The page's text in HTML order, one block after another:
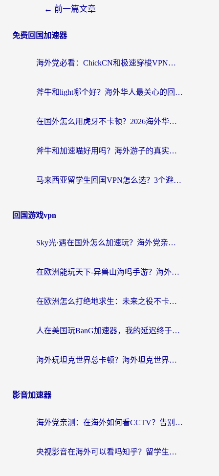
← 前一篇文章
免费回国加速器
海外党必看：ChickCN和极速穿梭VPN好用吗？3招教你选对回国加速器无缝刷国内资源
斧牛和light哪个好？海外华人最关心的回国加速器选择难题，一篇讲透
在国外怎么用虎牙不卡顿？2026海外华人亲测有效的回国加速器选择指南
斧牛和加速喵好用吗？海外游子的真实选择困境
马来西亚留学生回国VPN怎么选？3个避坑点+1款实测好用的加速器推荐
回国游戏vpn
Sky光·遇在国外怎么加速玩？海外党亲测有效的国服游戏加速指南
在欧洲能玩天下-异兽山海吗手游？海外玩家的加速器生存指南
在欧洲怎么打绝地求生：未来之役不卡？留学生亲测的加速器避坑指南
人在美国玩BanG加速器，我的延迟终于绿了
海外玩坦克世界总卡顿？海外坦克世界加速器有哪些？实测好用的选择在这里
影音加速器
海外党亲测：在海外如何看CCTV？告别“仅限大陆播放”的实用指南
央视影音在海外可以看吗知乎？留学生亲测：3步解决地域限制+追剧自由